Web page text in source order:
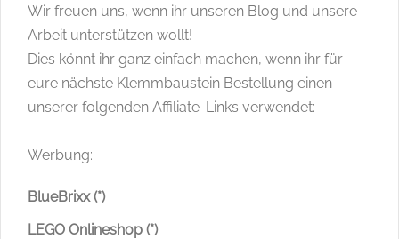
Wir freuen uns, wenn ihr unseren Blog und unsere
Arbeit unterstützen wollt!
Dies könnt ihr ganz einfach machen, wenn ihr für
eure nächste Klemmbaustein Bestellung einen
unserer folgenden Affiliate-Links verwendet:
Werbung:
BlueBrixx (*)
LEGO Onlineshop (*)